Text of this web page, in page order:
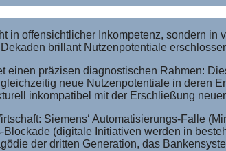
offensichtlicher Inkompetenz, sondern
brillant Nutzenpotentiale
einen präzisen diagnostischen Rahmen:
neue Nutzenpotentiale in deren
inkompatibel mit der Erschließung
Siemens‘ Automatisierungs-Falle
(digitale Initiativen werden in
der dritten Generation, das